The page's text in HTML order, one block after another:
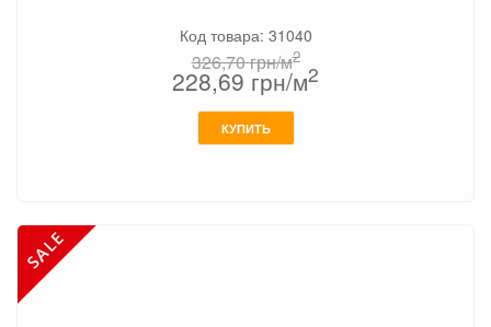
Код товара: 31040
326,70грн/м2
228,69 грн/м2
КУПИТЬ